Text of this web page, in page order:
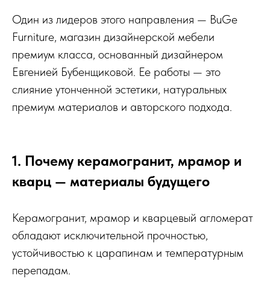
Один из лидеров этого направления — BuGe
Furniture, магазин дизайнерской мебели
премиум класса, основанный дизайнером
Евгенией Бубенщиковой. Ее работы — это
слияние утонченной эстетики, натуральных
премиум материалов и авторского подхода.
1. Почему керамогранит, мрамор и
кварц — материалы будущего
Керамогранит, мрамор и кварцевый агломерат
обладают исключительной прочностью,
устойчивостью к царапинам и температурным
перепадам.